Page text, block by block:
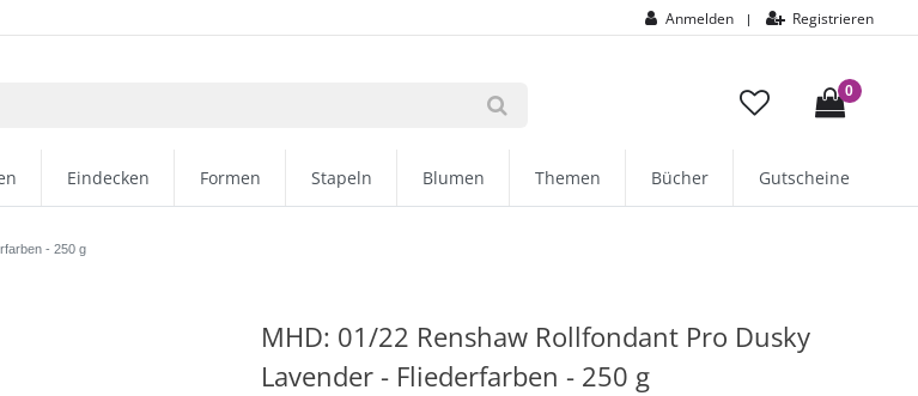
Anmelden | Registrieren
0
Eindecken Formen Stapeln Blumen Themen Bücher Gutscheine
- 250 g
MHD: 01/22 Renshaw Rollfondant Pro Dusky
Lavender - Fliederfarben - 250 g